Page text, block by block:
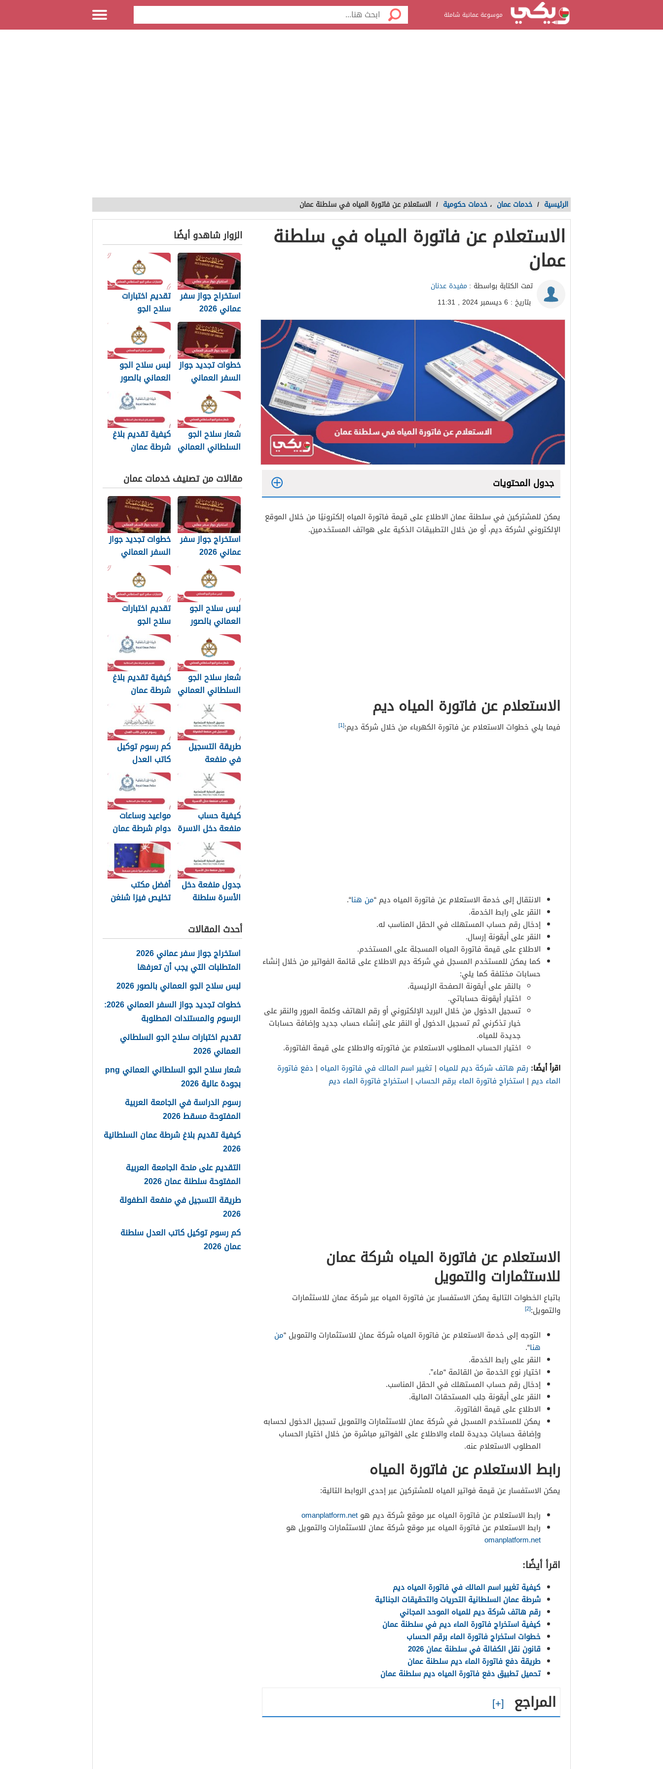
موسوعة عمانية شاملة
الرئيسية / خدمات عمان ، خدمات حكومية / الاستعلام عن فاتورة المياه في سلطنة عمان
الاستعلام عن فاتورة المياه في سلطنة
عمان
تمت الكتابة بواسطة : مفيدة عدنان
بتاريخ : 6 ديسمبر 2024 , 11:31
جدول المحتويات
2
يمكن للمشتركين في سلطنة عمان الاطلاع على قيمة فاتورة المياه إلكترونيًا من خلال الموقع
الإلكتروني لشركة ديم، أو من خلال التطبيقات الذكية على هواتف المستخدمين.
الاستعلام عن فاتورة المياه ديم
فيما يلي خطوات الاستعلام عن فاتورة الكهرباء من خلال شركة ديم:[1]
الانتقال إلى خدمة الاستعلام عن فاتورة المياه ديم “من هنا“.
النقر على رابط الخدمة.
إدخال رقم حساب المستهلك في الحقل المناسب له.
النقر على أيقونة إرسال.
الاطلاع على قيمة فاتورة المياه المسجلة على المستخدم.
كما يمكن للمستخدم المسجل في شركة ديم الاطلاع على قائمة الفواتير من خلال إنشاء
حسابات مختلفة كما يلي:
بالنقر على أيقونة الصفحة الرئيسية.
اختيار أيقونة حساباتي.
تسجيل الدخول من خلال البريد الإلكتروني أو رقم الهاتف وكلمة المرور والنقر على
خيار تذكرني ثم تسجيل الدخول أو النقر على إنشاء حساب جديد وإضافة حسابات
جديدة للمياه.
اختيار الحساب المطلوب الاستعلام عن فاتورته والاطلاع على قيمة الفاتورة.
اقرأ أيضًا: رقم هاتف شركة ديم للمياه | تغيير اسم المالك في فاتورة المياه | دفع فاتورة
الماء ديم | استخراج فاتورة الماء برقم الحساب | استخراج فاتورة الماء ديم
الاستعلام عن فاتورة المياه شركة عمان
للاستثمارات والتمويل
باتباع الخطوات التالية يمكن الاستفسار عن فاتورة المياه عبر شركة عمان للاستثمارات
والتمويل:[2]
التوجه إلى خدمة الاستعلام عن فاتورة المياه شركة عمان للاستثمارات والتمويل “من
هنا“.
النقر على رابط الخدمة.
اختيار نوع الخدمة من القائمة “ماء”.
إدخال رقم حساب المستهلك في الحقل المناسب.
النقر على أيقونة جلب المستحقات المالية.
الاطلاع على قيمة الفاتورة.
يمكن للمستخدم المسجل في شركة عمان للاستثمارات والتمويل تسجيل الدخول لحسابه
وإضافة حسابات جديدة للماء والاطلاع على الفواتير مباشرة من خلال اختيار الحساب
المطلوب الاستعلام عنه.
رابط الاستعلام عن فاتورة المياه
يمكن الاستفسار عن قيمة فواتير المياه للمشتركين عبر إحدى الروابط التالية:
رابط الاستعلام عن فاتورة المياه عبر موقع شركة ديم هو omanplatform.net
رابط الاستعلام عن فاتورة المياه عبر موقع شركة عمان للاستثمارات والتمويل هو
omanplatform.net
اقرأ أيضًا:
كيفية تغيير اسم المالك في فاتورة المياه ديم
شرطة عمان السلطانية التحريات والتحقيقات الجنائية
رقم هاتف شركة ديم للمياه الموحد المجاني
كيفية استخراج فاتورة الماء ديم في سلطنة عمان
خطوات استخراج فاتورة الماء برقم الحساب
قانون نقل الكفالة في سلطنة عمان 2026
طريقة دفع فاتورة الماء ديم سلطنة عمان
تحميل تطبيق دفع فاتورة المياه ديم سلطنة عمان
المراجع
الزوار شاهدو أيضًا
استخراج جواز سفر
عماني 2026
المتطلبات التي
يجب أن تعرفها
تقديم اختبارات
سلاح الجو
السلطاني العماني
2026
خطوات تجديد جواز
السفر العماني
2026: الرسوم
والمستندات
المطلوبة
لبس سلاح الجو
العماني بالصور
2026
شعار سلاح الجو
السلطاني العماني
2026
كيفية تقديم بلاغ
شرطة عمان
مقالات من تصنيف خدمات عمان
استخراج جواز سفر
عماني 2026
المتطلبات التي
يجب أن تعرفها
خطوات تجديد جواز
السفر العماني
2026: الرسوم
والمستندات
المطلوبة
لبس سلاح الجو
العماني بالصور
2026
تقديم اختبارات
سلاح الجو
السلطاني العماني
2026
شعار سلاح الجو
السلطاني العماني
png بجودة عالية
2026
كيفية تقديم بلاغ
شرطة عمان
السلطانية 2026
طريقة التسجيل
في منفعة
الطفولة 2026
كم رسوم توكيل
كاتب العدل
سلطنة عمان 2026
كيفية حساب
منفعة دخل الاسرة
سلطنة عمان 2026
مواعيد وساعات
دوام شرطة عمان
السلطانية 2026
جدول منفعة دخل
الأسرة سلطنة
أفضل مكتب
تخليص فيزا شنغن
أحدث المقالات
استخراج جواز سفر عماني 2026
المتطلبات التي يجب أن تعرفها
لبس سلاح الجو العماني بالصور 2026
خطوات تجديد جواز السفر العماني 2026:
الرسوم والمستندات المطلوبة
تقديم اختبارات سلاح الجو السلطاني
العماني 2026
شعار سلاح الجو السلطاني العماني png
بجودة عالية 2026
رسوم الدراسة في الجامعة العربية
المفتوحة مسقط 2026
كيفية تقديم بلاغ شرطة عمان السلطانية
2026
التقديم على منحة الجامعة العربية
المفتوحة سلطنة عمان 2026
طريقة التسجيل في منفعة الطفولة
2026
كم رسوم توكيل كاتب العدل سلطنة
عمان 2026